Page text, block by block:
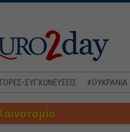
ΣΥΓΧΩΝΕΥΣΕΙΣ #ΟΥΚΡΑΝΙΑ